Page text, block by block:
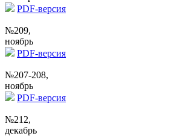
PDF-версия
№209,
ноябрь
PDF-версия
№207-208,
ноябрь
PDF-версия
№212,
декабрь